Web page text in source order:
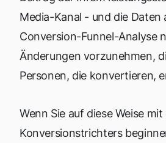
Media-Kanal - und die Daten
Conversion-Funnel-Analyse
Änderungen vorzunehmen,
Personen, die konvertieren,
Wenn Sie auf diese Weise
Konversionstrichters